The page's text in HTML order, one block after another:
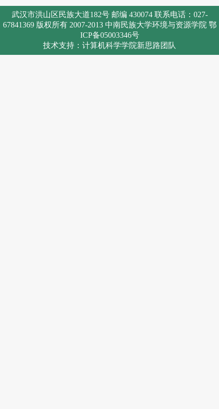
武汉市洪山区民族大道182号 邮编 430074 联系电话：027-
67841369 版权所有 2007-2013 中南民族大学环境与资源学院 鄂
ICP备05003346号
技术支持：计算机科学学院新思路团队